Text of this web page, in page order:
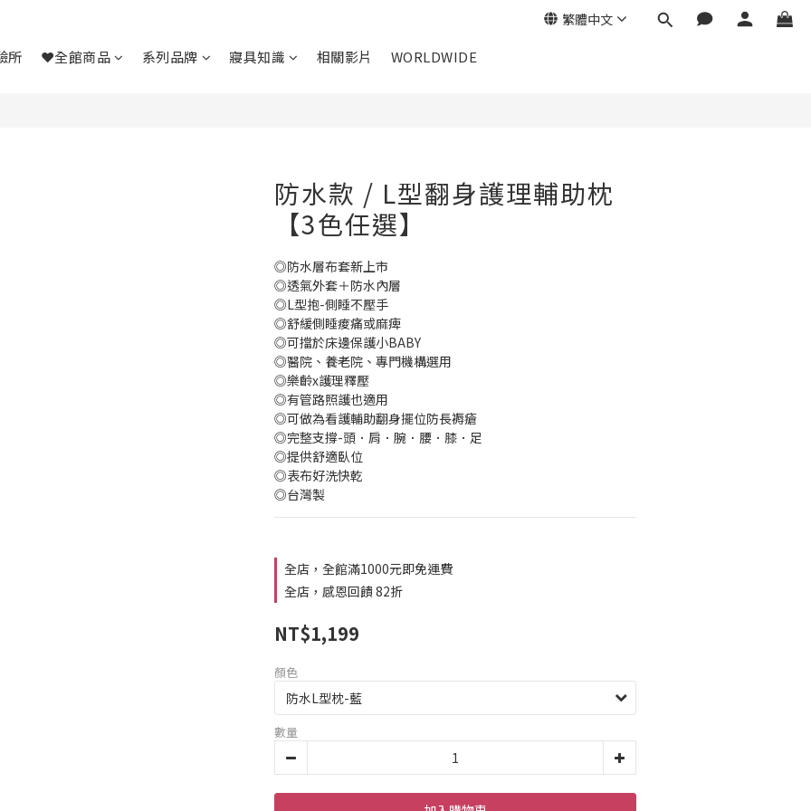
繁體中文
所 ❤全館商品 系列品牌 寢具知識 相關影片 WORLDWIDE
防水款 / L型翻身護理輔助枕
【3色任選】
◎防水層布套新上市
◎透氣外套＋防水內層
◎L型抱-側睡不壓手
◎舒緩側睡痠痛或麻痺
◎可擋於床邊保護小BABY
◎醫院、養老院、專門機構選用
◎樂齡x護理釋壓
◎有管路照護也適用
◎可做為看護輔助翻身擺位防長褥瘡
◎完整支撐-頭．肩．腕．腰．膝．足
◎提供舒適臥位
◎表布好洗快乾
◎台灣製
全店，全館滿1000元即免運費
全店，感恩回饋 82折
NT$1,199
顏色
數量